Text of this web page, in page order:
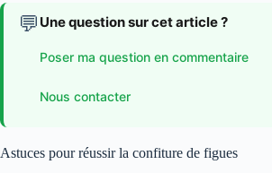
💬 Une question sur cet article ?
Poser ma question en commentaire
Nous contacter
Astuces pour réussir la confiture de figues